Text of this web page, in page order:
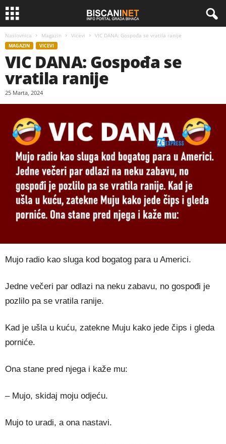
Naslovnica Magazin Vicevi VIC DANA: Gospođa se vratila ranije
MAGAZIN VICEVI
VIC DANA: Gospođa se
vratila ranije
25 Marta, 2024
Mujo radio kao sluga kod bogatog para u Americi.
Jedne večeri par odlazi na neku zabavu, no gospođi je
pozlilo pa se vratila ranije.
Kad je ušla u kuću, zatekne Muju kako jede čips i gleda
porniće.
Ona stane pred njega i kaže mu:
– Mujo, skidaj moju odjeću.
Mujo to uradi, a ona nastavi.